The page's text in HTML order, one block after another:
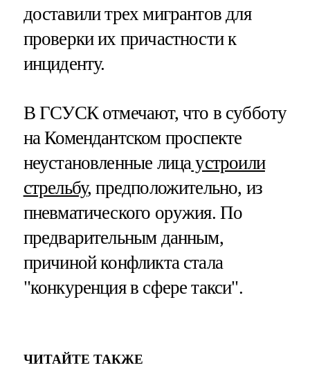
доставили трех мигрантов для
проверки их причастности к
инциденту.
В ГСУСК отмечают, что в субботу
на Комендантском проспекте
неустановленные лица устроили
стрельбу, предположительно, из
пневматического оружия. По
предварительным данным,
причиной конфликта стала
"конкуренция в сфере такси".
ЧИТАЙТЕ ТАКЖЕ